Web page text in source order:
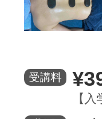
受講料
【